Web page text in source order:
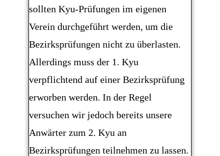
sollten Kyu-Prüfungen im eigenen
Verein durchgeführt werden, um die
Bezirksprüfungen nicht zu überlasten.
Allerdings muss der 1. Kyu
verpflichtend auf einer Bezirksprüfung
erworben werden. In der Regel
versuchen wir jedoch bereits unsere
Anwärter zum 2. Kyu an
Bezirksprüfungen teilnehmen zu lassen.